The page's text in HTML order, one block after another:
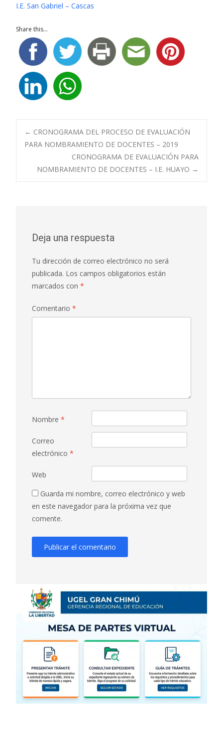
I.E. San Gabriel – Cascas
Share this...
Navegación
de
← CRONOGRAMA DEL PROCESO DE EVALUACIÓN
PARA NOMBRAMIENTO DE DOCENTES – 2019
CRONOGRAMA DE EVALUACIÓN PARA
NOMBRAMIENTO DE DOCENTES – I.E. HUAYO →
Deja una respuesta
Tu dirección de correo electrónico no será
publicada. Los campos obligatorios están
marcados con *
Comentario *
Nombre *
Correo
electrónico *
Web
Guarda mi nombre, correo electrónico y web
en este navegador para la próxima vez que
comente.